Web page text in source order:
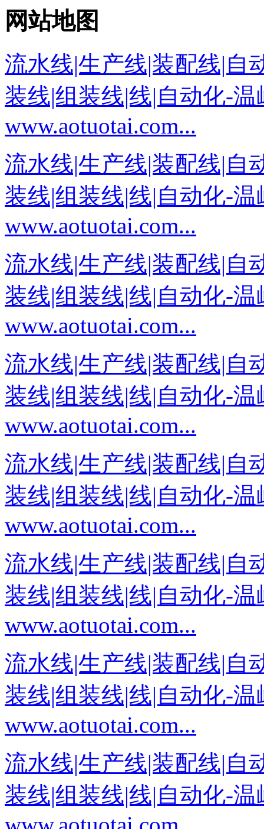
网站地图
流水线|生产线|装配线|自
装线|组装线|线|自动化-
www.aotuotai.com...
流水线|生产线|装配线|自
装线|组装线|线|自动化-
www.aotuotai.com...
流水线|生产线|装配线|自
装线|组装线|线|自动化-
www.aotuotai.com...
流水线|生产线|装配线|自
装线|组装线|线|自动化-
www.aotuotai.com...
流水线|生产线|装配线|自
装线|组装线|线|自动化-
www.aotuotai.com...
流水线|生产线|装配线|自
装线|组装线|线|自动化-
www.aotuotai.com...
流水线|生产线|装配线|自
装线|组装线|线|自动化-
www.aotuotai.com...
流水线|生产线|装配线|自
装线|组装线|线|自动化-